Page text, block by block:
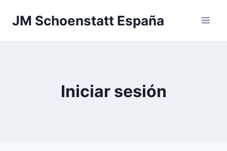
JM Schoenstatt España
Iniciar sesión